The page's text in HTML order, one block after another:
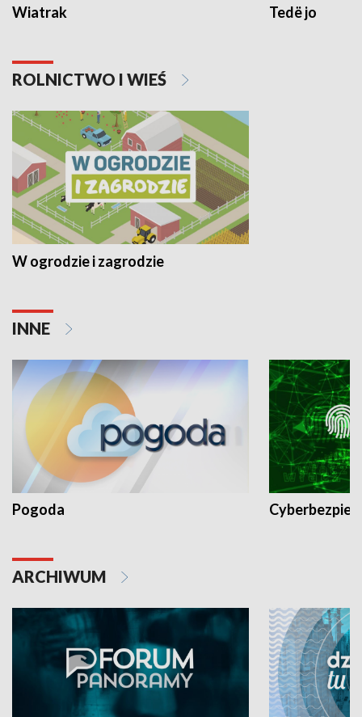
Wiatrak Tedë jo
ROLNICTWO I WIEŚ
W ogrodzie i zagrodzie
INNE
Pogoda
ARCHIWUM